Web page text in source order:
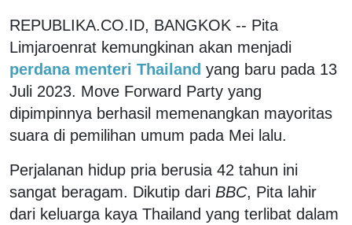
REPUBLIKA.CO.ID, BANGKOK -- Pita
Limjaroenrat kemungkinan akan menjadi
perdana menteri Thailand yang baru pada 13
Juli 2023. Move Forward Party yang
dipimpinnya berhasil memenangkan mayoritas
suara di pemilihan umum pada Mei lalu.
Perjalanan hidup pria berusia 42 tahun ini
sangat beragam. Dikutip dari BBC, Pita lahir
dari keluarga kaya Thailand yang terlibat dalam